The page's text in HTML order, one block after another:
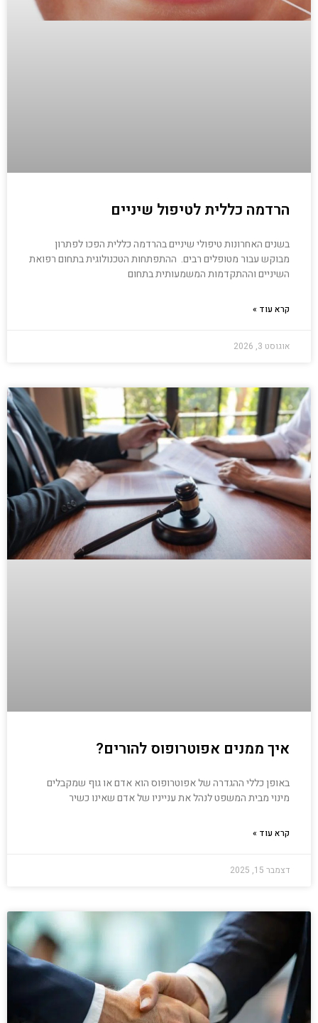
הרדמה כללית לטיפול שיניים
בשנים האחרונות טיפולי שיניים בהרדמה כללית הפכו לפתרון
מבוקש עבור מטופלים רבים. ההתפתחות הטכנולוגית בתחום רפואת
השיניים וההתקדמות המשמעותית בתחום
קרא עוד »
אוגוסט 3, 2026
איך ממנים אפוטרופוס להורים?
באופן כללי ההגדרה של אפוטרופוס הוא אדם או גוף שמקבלים
מינוי מבית המשפט לנהל את ענייניו של אדם שאינו כשיר
קרא עוד »
דצמבר 15, 2025